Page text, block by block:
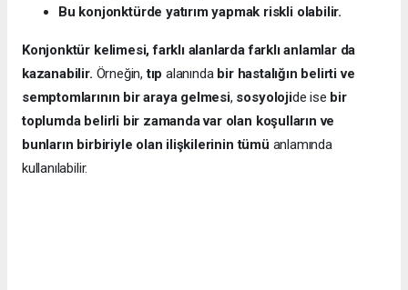
Bu konjonktürde yatırım yapmak riskli olabilir.
Konjonktür kelimesi, farklı alanlarda farklı anlamlar da
kazanabilir. Örneğin,tıp alanında bir hastalığın belirti ve
semptomlarının bir araya gelmesi, sosyolojide ise bir
toplumda belirli bir zamanda var olan koşulların ve
bunların birbiriyle olan ilişkilerinin tümü anlamında
kullanılabilir.